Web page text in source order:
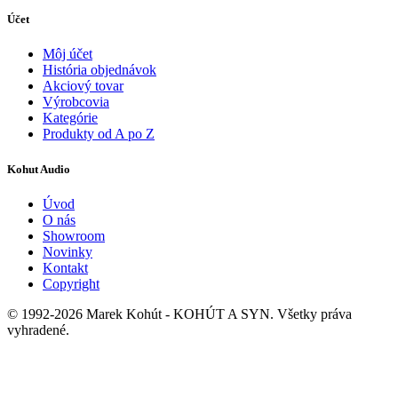
Účet
Môj účet
História objednávok
Akciový tovar
Výrobcovia
Kategórie
Produkty od A po Z
Kohut Audio
Úvod
O nás
Showroom
Novinky
Kontakt
Copyright
© 1992-2026 Marek Kohút - KOHÚT A SYN. Všetky práva
vyhradené.